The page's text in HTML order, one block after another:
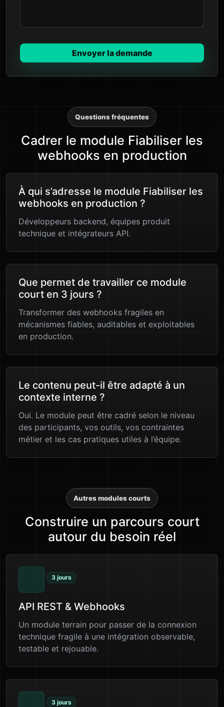
Envoyer la demande
Questions fréquentes
Cadrer le module Fiabiliser les
webhooks en production
À qui s’adresse le module Fiabiliser les
webhooks en production ?
Développeurs backend, équipes produit
technique et intégrateurs API.
Que permet de travailler ce module
court en 3 jours ?
Transformer des webhooks fragiles en
mécanismes fiables, auditables et exploitables
en production.
Le contenu peut-il être adapté à un
contexte interne ?
Oui. Le module peut être cadré selon le niveau
des participants, vos outils, vos contraintes
métier et les cas pratiques utiles à l’équipe.
Autres modules courts
Construire un parcours court
autour du besoin réel
3 jours
API REST & Webhooks
Un module terrain pour passer de la connexion
technique fragile à une intégration observable,
testable et rejouable.
3 jours